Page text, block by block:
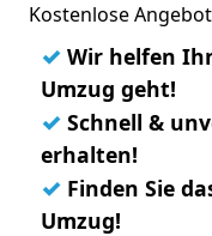
Kostenlose
✓ Wir helfen
Umzug geht!
✓ Schnell &
erhalten!
✓ Finden Sie
Umzug!